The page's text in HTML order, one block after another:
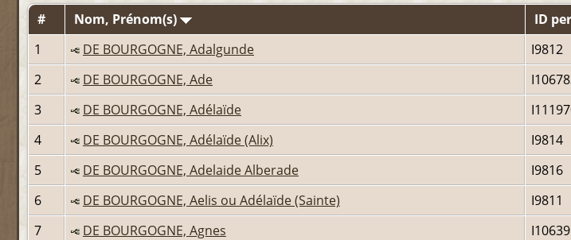
# Nom, Prénom(s) ID
1
DE BOURGOGNE, Adalgunde I9812
2
DE BOURGOGNE, Ade
3
DE BOURGOGNE, Adélaïde
4
DE BOURGOGNE, Adélaïde (Alix) I9814
5
DE BOURGOGNE, Adelaide Alberade I9816
6
DE BOURGOGNE, Aelis ou Adélaïde (Sainte) I9811
7
DE BOURGOGNE, Agnes